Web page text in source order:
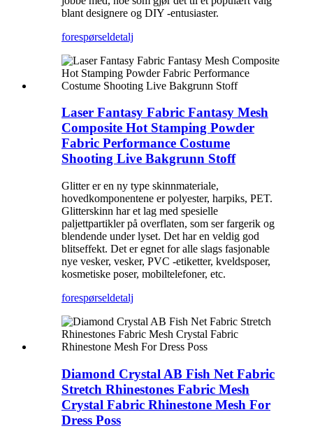
blant designere og DIY -entusiaster.
forespørseldetalj
Laser Fantasy Fabric Fantasy Mesh
Composite Hot Stamping Powder
Fabric Performance Costume
Shooting Live Bakgrunn Stoff
Glitter er en ny type skinnmateriale,
hovedkomponentene er polyester, harpiks, PET.
Glitterskinn har et lag med spesielle
paljettpartikler på overflaten, som ser fargerik og
blendende under lyset. Det har en veldig god
blitseffekt. Det er egnet for alle slags fasjonable
nye vesker, vesker, PVC -etiketter, kveldsposer,
kosmetiske poser, mobiltelefoner, etc.
forespørseldetalj
Diamond Crystal AB Fish Net Fabric
Stretch Rhinestones Fabric Mesh
Crystal Fabric Rhinestone Mesh For
Dress Poss